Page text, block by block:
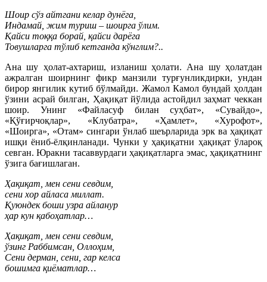
Шоир сўз айтгани келар дунёга,
Индамай, жим туриш – шоирга ўлим.
Қайси тоққа борай, қайси дарёга
Товушларга тўлиб кетганда кўнглим?..
Ана шу ҳолат-ахтариш, изланиш ҳолати. Ана шу ҳолатдан
ажралган шоирнинг фикр манзили турғунликдирки, ундан
бирор янгилик кутиб бўлмайди. Жамол Камол бундай ҳолдан
ўзини асрай билган, Ҳақиқат йўлида астойдил заҳмат чеккан
шоир. Унинг «Файласуф билан суҳбат», «Сувайдо»,
«Қўғирчоқлар», «Клубатра», «Ҳамлет», «Хурофот»,
«Шоирга», «Отам» сингари ўнлаб шеърларида эрк ва ҳақиқат
ишқи ёниб-ёлқинланади. Чунки у ҳақиқатни ҳақиқат ўлароқ
севган. Юракни тасаввурдаги ҳақиқатларга эмас, ҳақиқатнинг
ўзига бағишлаган.
Ҳақиқат, мен сени севдим,
сени хор айласа миллат.
Қуюндек боши узра айланур
ҳар кун қабоҳатлар…
Ҳақиқат, мен сени севдим,
ўзинг Раббимсан, Оллоҳим,
Сени дерман, сени, гар келса
бошимга қиёматлар…